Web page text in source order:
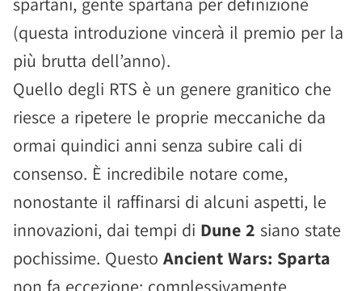
(questa introduzione vincerà il premio per la
più brutta dell’anno).
Quello degli RTS è un genere granitico che
riesce a ripetere le proprie meccaniche da
ormai quindici anni senza subire cali di
consenso. È incredibile notare come,
nonostante il raffinarsi di alcuni aspetti, le
innovazioni, dai tempi di Dune 2 siano state
pochissime. Questo Ancient Wars: Sparta
non fa eccezione: complessivamente